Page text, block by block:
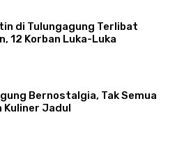
di Tulungagung Terlibat
12 Korban Luka-Luka
Bernostalgia, Tak Semua
Kuliner Jadul